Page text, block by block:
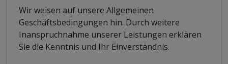
Wir weisen auf unsere Allgemeinen
Geschäftsbedingungen hin. Durch weitere
Inanspruchnahme unserer Leistungen erklären
Sie die Kenntnis und Ihr Einverständnis.